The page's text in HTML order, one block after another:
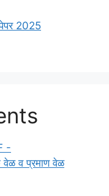
पेपर 2025
-
वेळ व प्रमाण वेळ